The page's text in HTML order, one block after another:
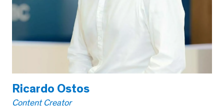
Ricardo Ostos
Content Creator